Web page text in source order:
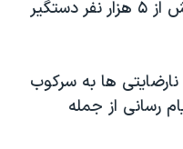
امسال هم ادامه داشته است، بیش از ۵ هزار نفر دستگیر
ها به سرکوب
رسانی از جمله